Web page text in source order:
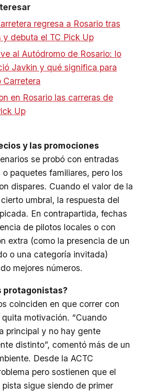
regresa a Rosario tras
y debuta el TC Pick Up
al Autódromo de Rosario: lo
Javkin y qué significa para
Carretera
en Rosario las carreras de
Up
y las promociones
se probó con entradas
paquetes familiares, pero los
dispares. Cuando el valor de la
umbral, la respuesta del
En contrapartida, fechas
de pilotos locales o con
extra (como la presencia de un
o una categoría invitada)
mejores números.
protagonistas?
coinciden en que correr con
motivación. “Cuando
principal y no hay gente
distinto”, comentó más de un
Desde la ACTC
pero sostienen que el
sigue siendo de primer